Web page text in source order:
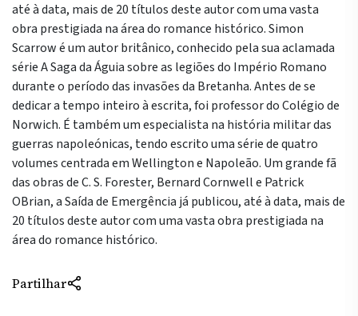
até à data, mais de 20 títulos deste autor com uma vasta
obra prestigiada na área do romance histórico. Simon
Scarrow é um autor britânico, conhecido pela sua aclamada
série A Saga da Águia sobre as legiões do Império Romano
durante o período das invasões da Bretanha. Antes de se
dedicar a tempo inteiro à escrita, foi professor do Colégio de
Norwich. É também um especialista na história militar das
guerras napoleónicas, tendo escrito uma série de quatro
volumes centrada em Wellington e Napoleão. Um grande fã
das obras de C. S. Forester, Bernard Cornwell e Patrick
OBrian, a Saída de Emergência já publicou, até à data, mais de
20 títulos deste autor com uma vasta obra prestigiada na
área do romance histórico.
Partilhar